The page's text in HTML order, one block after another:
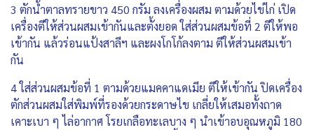
3 ตักน้ำตาลทรายขาว 450 กรัม ลงเครื่องผสม ตามด้วยไข่ไก่ เปิด
เครื่องตีให้ส่วนผสมเข้ากันและตั้งยอด ใส่ส่วนผสมข้อที่ 2 ตีให้พอ
เข้ากัน แล้วร่อนแป้งสาลีฯ และผงโกโก้ลงตาม ตีให้ส่วนผสมเข้า
กัน
4 ใส่ส่วนผสมข้อที่ 1 ตามด้วยแมคคาแดเมีย ตีให้เข้ากัน ปิดเครื่อง
ตักส่วนผสมใส่พิมพ์ที่รองด้วยกระดาษไข เกลี่ยให้เสมอทั้งถาด
เคาะเบา ๆ ไล่อากาศ โรยเกลือทะเลบาง ๆ นำเข้าอบอุณหภูมิ 180